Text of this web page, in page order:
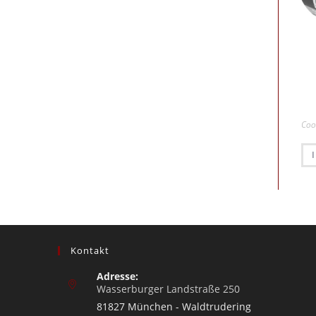
Kontakt
Adresse:
Wasserburger Landstraße 250
81827 München - Waldtrudering